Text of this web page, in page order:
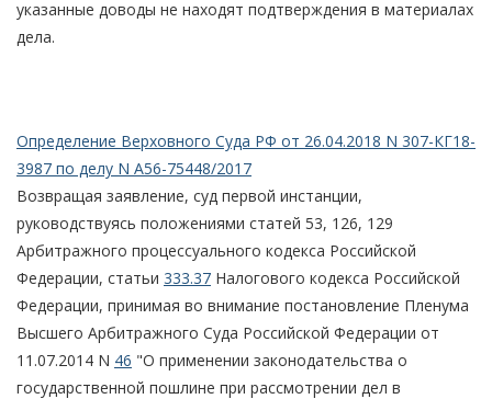
указанные доводы не находят подтверждения в материалах
дела.
Определение Верховного Суда РФ от 26.04.2018 N 307-КГ18-
3987 по делу N А56-75448/2017
Возвращая заявление, суд первой инстанции,
руководствуясь положениями статей 53, 126, 129
Арбитражного процессуального кодекса Российской
Федерации, статьи 333.37 Налогового кодекса Российской
Федерации, принимая во внимание постановление Пленума
Высшего Арбитражного Суда Российской Федерации от
11.07.2014 N 46 "О применении законодательства о
государственной пошлине при рассмотрении дел в